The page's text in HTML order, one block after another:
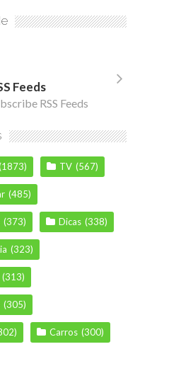
Feeds
RSS Feeds
TV (567)
(485)
(373) Dicas (338)
(323)
(313)
(305)
Carros (300)